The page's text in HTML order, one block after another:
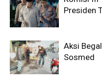
Presiden
Aksi
Sosmed